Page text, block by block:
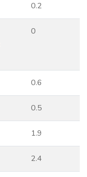
0.2
0
0.6
0.5
1.9
2.4